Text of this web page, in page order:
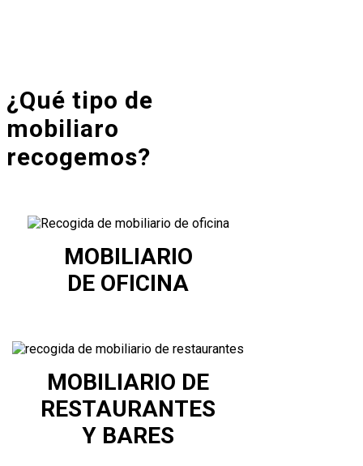
¿Qué tipo de
mobiliaro
recogemos?
MOBILIARIO
DE OFICINA
MOBILIARIO DE
RESTAURANTES
Y BARES